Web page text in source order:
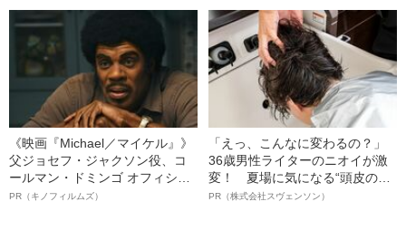
《映画『Michael／マイケル』》
父ジョセフ・ジャクソン役、コ
ールマン・ドミンゴ オフィシャ
ルインタビュー“観客を魅了した
PR（キノフィルムズ）
「えっ、こんなに変わるの？」
36歳男性ライターのニオイが激
変！ 夏場に気になる“頭皮のニ
オイ”や“ベタつき”を解消す
PR（株式会社スヴェンソン）